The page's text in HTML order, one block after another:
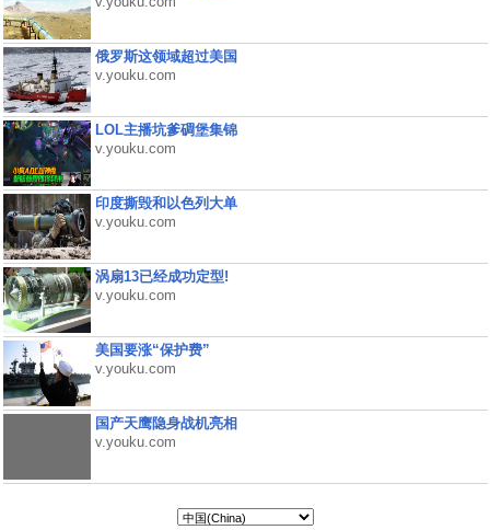
俄罗斯这领域超过美国
v.youku.com
LOL主播坑爹碉堡集锦
v.youku.com
印度撕毁和以色列大单
v.youku.com
涡扇13已经成功定型!
v.youku.com
美国要涨“保护费”
v.youku.com
国产天鹰隐身战机亮相
v.youku.com